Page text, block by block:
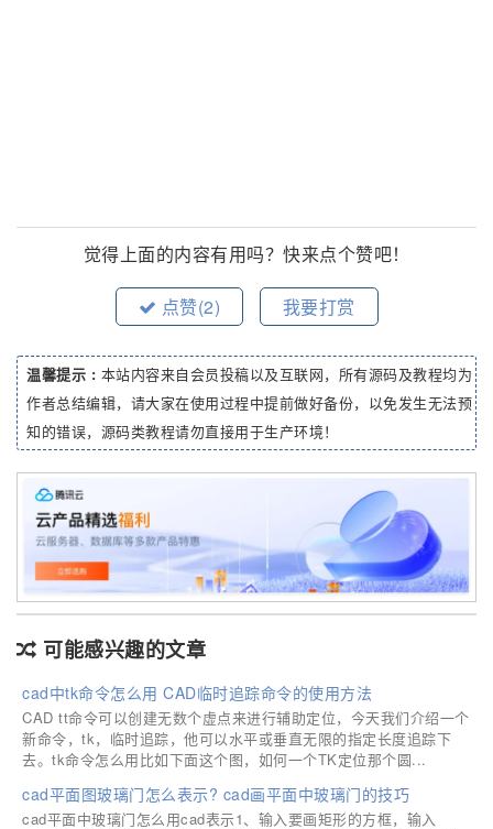
觉得上面的内容有用吗？快来点个赞吧！
点赞(2) 我要打赏
温馨提示 : 本站内容来自会员投稿以及互联网，所有源码及教程均为
作者总结编辑，请大家在使用过程中提前做好备份，以免发生无法预
知的错误，源码类教程请勿直接用于生产环境！
可能感兴趣的文章
cad中tk命令怎么用 CAD临时追踪命令的使用方法
CAD tt命令可以创建无数个虚点来进行辅助定位，今天我们介绍一个
新命令，tk，临时追踪，他可以水平或垂直无限的指定长度追踪下
去。tk命令怎么用比如下面这个图，如何一个TK定位那个圆...
cad平面图玻璃门怎么表示? cad画平面中玻璃门的技巧
cad平面中玻璃门怎么用cad表示1、输入要画矩形的方框，输入